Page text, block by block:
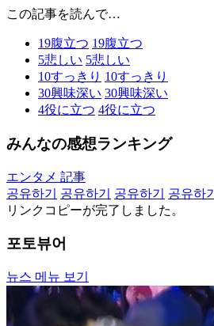
この記事を読んで…
19腹立つ 19腹立つ
5悲しい 5悲しい
10すっきり 10すっきり
30興味深い 30興味深い
4役に立つ 4役に立つ
みんなの感想ランキング
エンタメ 記事
공유하기
공유하기 공유하기 공유하기
リンクコピーが完了しました。
포토뷰어
뉴스 메뉴 보기